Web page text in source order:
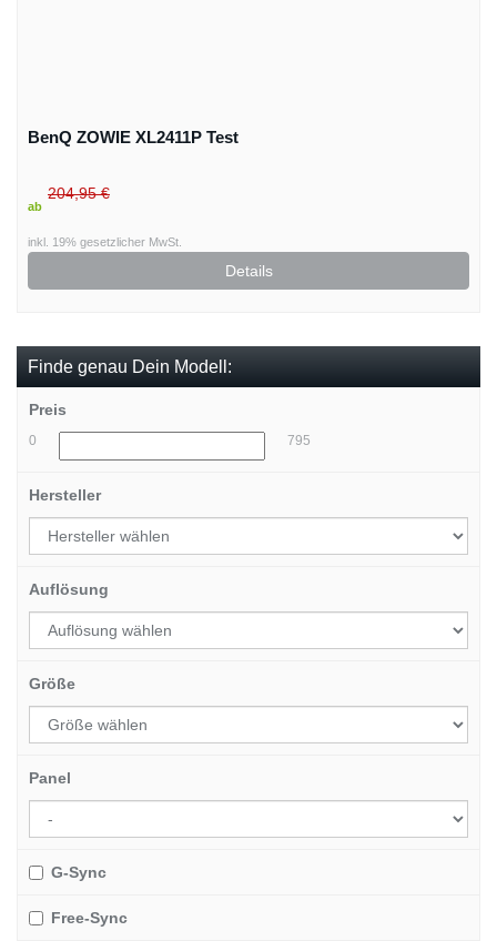
BenQ ZOWIE XL2411P Test
ab
204,95 €
inkl. 19% gesetzlicher MwSt.
Details
Finde genau Dein Modell:
Preis
0 795
Hersteller
Auflösung
Größe
Panel
G-Sync
Free-Sync